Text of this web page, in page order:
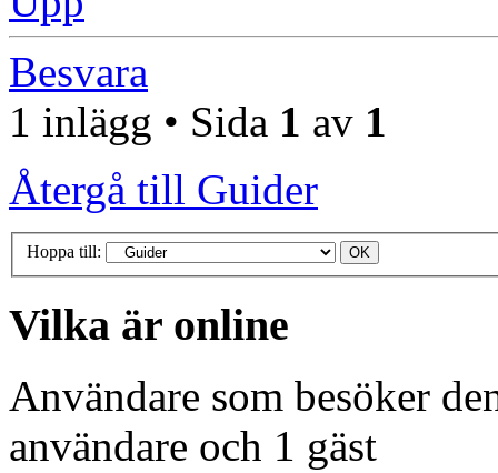
Besvara
1 inlägg • Sida 1 av 1
Återgå till Guider
Hoppa till:
Vilka är online
Användare som besöker
användare och 1 gäst